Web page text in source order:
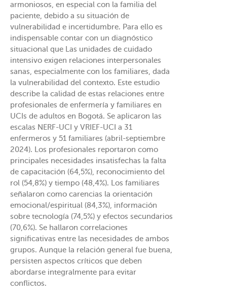
armoniosos, en especial con la familia del
paciente, debido a su situación de
vulnerabilidad e incertidumbre. Para ello es
indispensable contar con un diagnóstico
situacional que Las unidades de cuidado
intensivo exigen relaciones interpersonales
sanas, especialmente con los familiares, dada
la vulnerabilidad del contexto. Este estudio
describe la calidad de estas relaciones entre
profesionales de enfermería y familiares en
UCIs de adultos en Bogotá. Se aplicaron las
escalas NERF-UCI y VRIEF-UCI a 31
enfermeros y 51 familiares (abril-septiembre
2024). Los profesionales reportaron como
principales necesidades insatisfechas la falta
de capacitación (64,5%), reconocimiento del
rol (54,8%) y tiempo (48,4%). Los familiares
señalaron como carencias la orientación
emocional/espiritual (84,3%), información
sobre tecnología (74,5%) y efectos secundarios
(70,6%). Se hallaron correlaciones
significativas entre las necesidades de ambos
grupos. Aunque la relación general fue buena,
persisten aspectos críticos que deben
abordarse integralmente para evitar
conflictos.